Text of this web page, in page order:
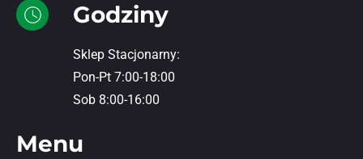
Godziny
Sklep Stacjonarny:
Pon-Pt 7:00-18:00
Sob 8:00-16:00
Menu